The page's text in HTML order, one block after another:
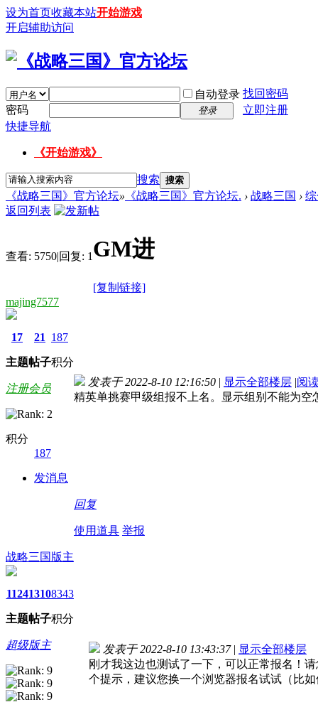
设为首页收藏本站开始游戏
开启辅助访问
自动登录 找回密码
密码
登录
立即注册
快捷导航
《开始游戏》
搜索 搜索
《战略三国》官方论坛» 《战略三国》官方论坛. › 战略三国 ›
返回列表
查看: 5750|回复: 1 GM进
[复制链接]
majing7577
17
主题
21
帖子
187
积分
注册会员
积分
187
发消息
发表于 2022-8-10 12:16:50 | 显示全部楼层 |阅
精英单挑赛甲级组报不上名。显示组别不能为空
回复
使用道具 举报
战略三国版主
1124
主题
1310
帖子
8343
积分
超级版主 发表于 2022-8-10 13:43:37 | 显示全部楼层
刚才我这边也测试了一下，可以正常报名！
个提示，建议您换一个浏览器报名试试（比